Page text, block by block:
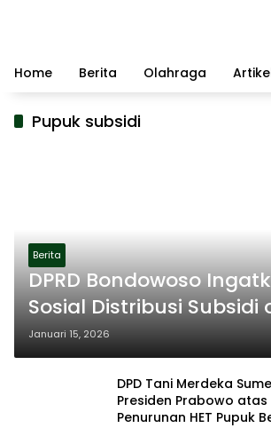
Home
Berita Olahraga
Pupuk subsidi
Berita
DPRD Bondowoso
Sosial Distribusi Subsidi
Koperasi Desa
Januari 15, 2026
DPD Tani Merdeka
Presiden Prabowo atas
Penurunan HET Pupuk